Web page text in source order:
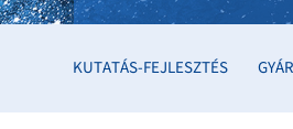
KUTATÁS-FEJLESZTÉS